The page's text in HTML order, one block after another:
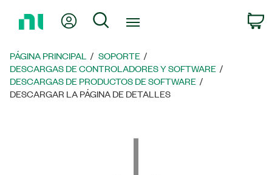
página
principal
Mi cuentaBúsqueda
PÁGINA PRINCIPAL
SOPORTE
DESCARGAS DE CONTROLADORES Y SOFTWARE
DESCARGAS DE PRODUCTOS DE SOFTWARE
DESCARGAR LA PÁGINA DE DETALLES